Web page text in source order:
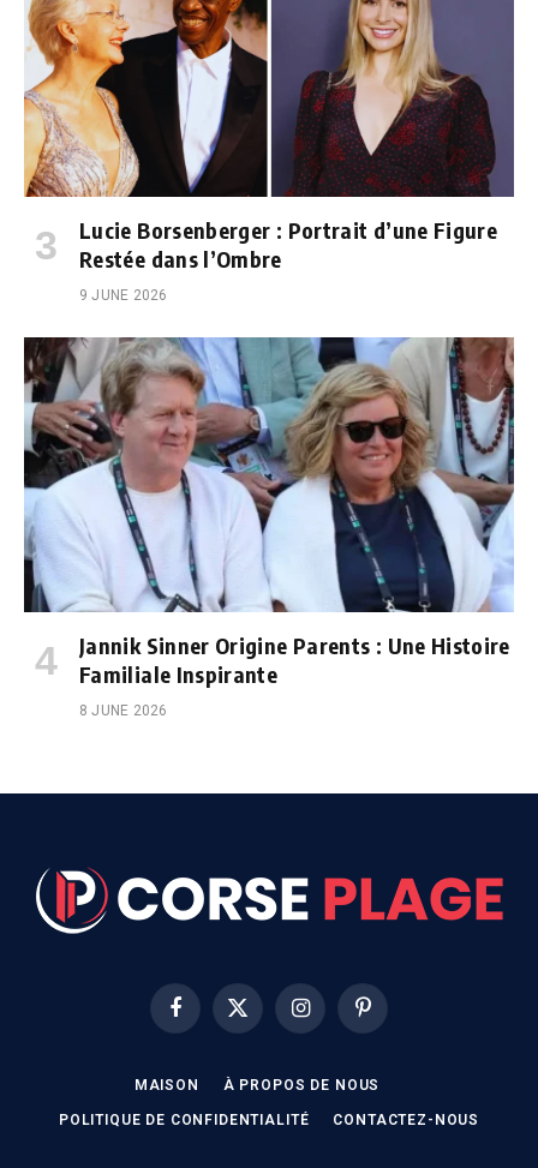
Lucie Borsenberger : Portrait d’une Figure
Restée dans l’Ombre
9 JUNE 2026
Jannik Sinner Origine Parents : Une Histoire
Familiale Inspirante
8 JUNE 2026
FacebookX
(Twitter)
InstagramPinterest
MAISON À PROPOS DE NOUS
POLITIQUE DE CONFIDENTIALITÉ CONTACTEZ-NOUS